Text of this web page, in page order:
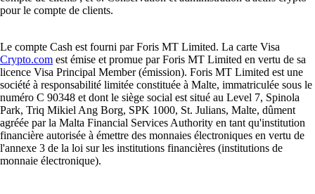
pour le compte de clients.
Le compte Cash est fourni par Foris MT Limited. La carte Visa
Crypto.com est émise et promue par Foris MT Limited en vertu de sa
licence Visa Principal Member (émission). Foris MT Limited est une
société à responsabilité limitée constituée à Malte, immatriculée sous le
numéro C 90348 et dont le siège social est situé au Level 7, Spinola
Park, Triq Mikiel Ang Borg, SPK 1000, St. Julians, Malte, dûment
agréée par la Malta Financial Services Authority en tant qu'institution
financière autorisée à émettre des monnaies électroniques en vertu de
l'annexe 3 de la loi sur les institutions financières (institutions de
monnaie électronique).